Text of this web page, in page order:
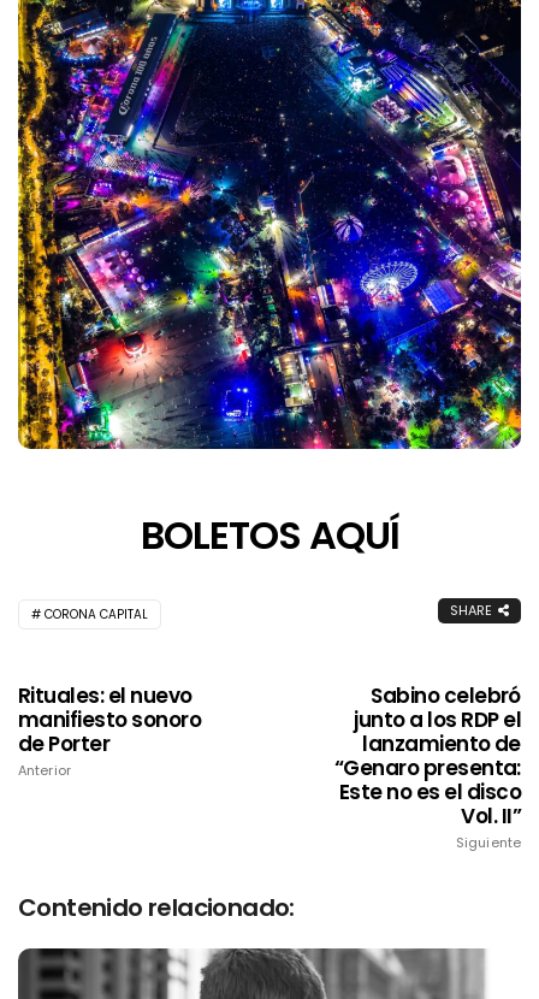
BOLETOS AQUÍ
CORONA CAPITAL SHARE
Rituales: el nuevo
manifiesto sonoro
de Porter
Anterior
Sabino celebró
junto a los RDP el
lanzamiento de
“Genaro presenta:
Este no es el disco
Vol. II”
Siguiente
Contenido relacionado: